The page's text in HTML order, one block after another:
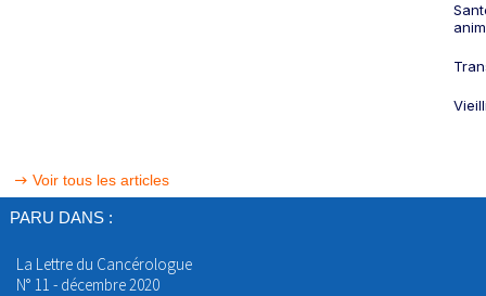
Voir tous les articles
PARU DANS :
La Lettre du Cancérologue
N° 11 - décembre 2020